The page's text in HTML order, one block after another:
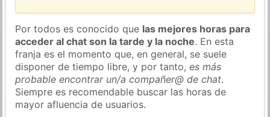
Por todos es conocido que las mejores horas para
acceder al chat son la tarde y la noche. En esta
franja es el momento que, en general, se suele
disponer de tiempo libre, y por tanto,es más
probable encontrar un/a compañer@ de chat.
Siempre es recomendable buscar las horas de
mayor afluencia de usuarios.